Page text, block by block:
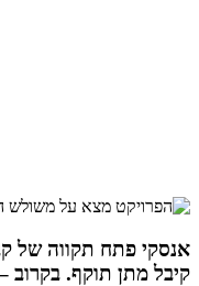
אנסקי פתח תקווה של
קיבל מתן תוקף. בקרוב